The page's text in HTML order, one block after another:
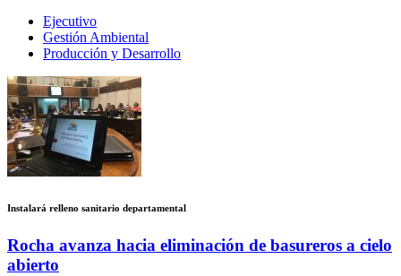
Ejecutivo
Gestión Ambiental
Producción y Desarrollo
Instalará relleno sanitario departamental
Rocha avanza hacia eliminación de basureros a cielo
abierto